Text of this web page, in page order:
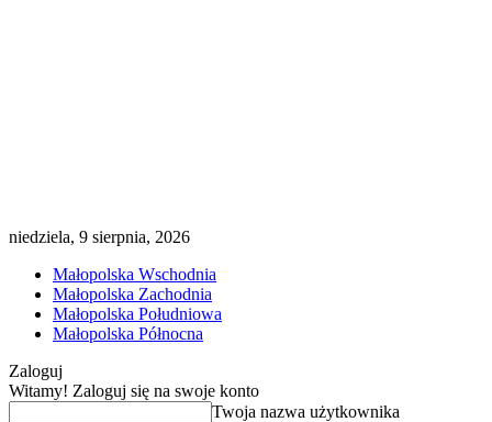
niedziela, 9 sierpnia, 2026
Małopolska Wschodnia
Małopolska Zachodnia
Małopolska Południowa
Małopolska Północna
Zaloguj
Witamy! Zaloguj się na swoje konto
Twoja nazwa użytkownika